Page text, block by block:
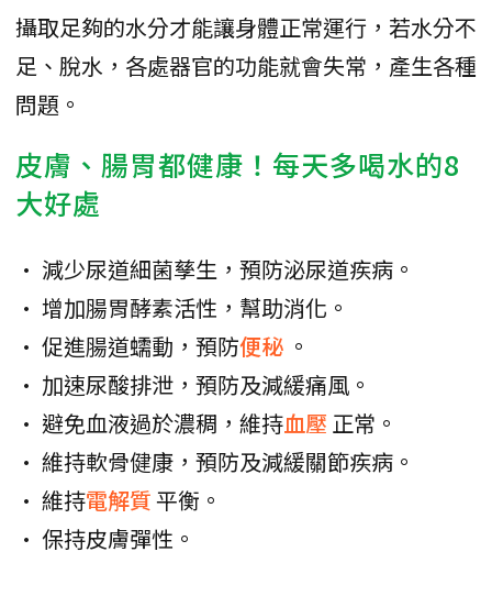
攝取足夠的水分才能讓身體正常運行，若水分不
足、脫水，各處器官的功能就會失常，產生各種
問題。
皮膚、腸胃都健康！每天多喝水的8
大好處
• 減少尿道細菌孳生，預防泌尿道疾病。
• 增加腸胃酵素活性，幫助消化。
• 促進腸道蠕動，預防便秘 。
• 加速尿酸排泄，預防及減緩痛風。
• 避免血液過於濃稠，維持血壓 正常。
• 維持軟骨健康，預防及減緩關節疾病。
• 維持電解質平衡。
• 保持皮膚彈性。